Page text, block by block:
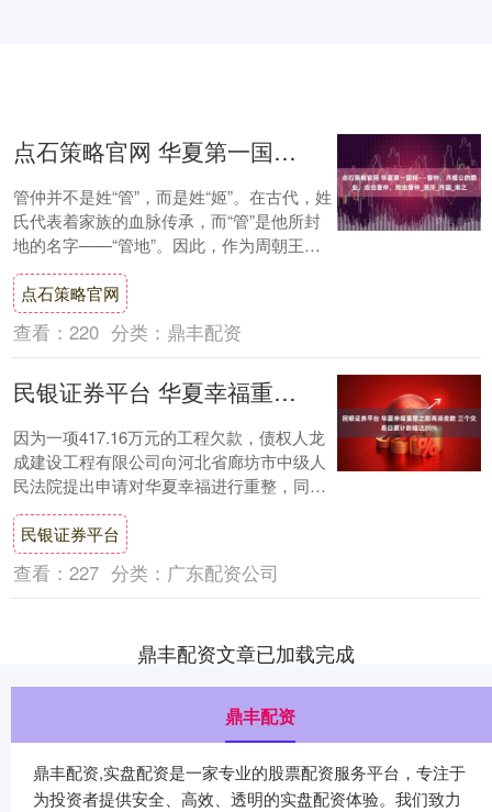
点石策略官网 华夏第一国相——管仲，齐桓公的霸业，成也管仲，败也管仲_易牙_齐国_常之
管仲并不是姓“管”，而是姓“姬”。在古代，姓
氏代表着家族的血脉传承，而“管”是他所封
地的名字——“管地”。因此，作为周朝王室
的后裔，管仲自然被称为“管氏”。然而....
点石策略官网
查看： 220 分类： 鼎丰配资
民银证券平台 华夏幸福重整之路再添变数 三个交易日累计跌幅达20%
因为一项417.16万元的工程欠款，债权人龙
成建设工程有限公司向河北省廊坊市中级人
民法院提出申请对华夏幸福进行重整，同时
申请启动对华夏幸福的预重整程序。该事项
引....
民银证券平台
查看： 227 分类： 广东配资公司
鼎丰配资文章已加载完成
鼎丰配资
鼎丰配资,实盘配资是一家专业的股票配资服务平台，专注于
为投资者提供安全、高效、透明的实盘配资体验。我们致力